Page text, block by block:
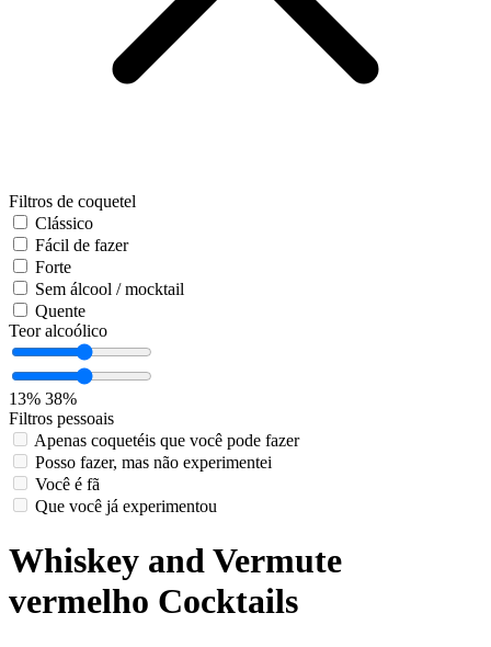
Filtros de coquetel
Clássico
Fácil de fazer
Forte
Sem álcool / mocktail
Quente
Teor alcoólico
13% 38%
Filtros pessoais
Apenas coquetéis que você pode fazer
Posso fazer, mas não experimentei
Você é fã
Que você já experimentou
Whiskey and Vermute
vermelho Cocktails